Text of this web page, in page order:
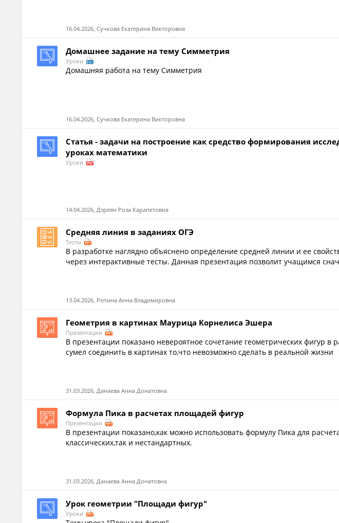
16.04.2026, Сучкова Екатерина Викторовна
Домашнее задание на тему Симметрия
Уроки
Домашняя работа на тему Симметрия
16.04.2026, Сучкова Екатерина Викторовна
Статья - задачи на построение как средство формирования
уроках математики
Уроки
14.04.2026, Дзреян Роза Карапетовна
Средняя линия в заданиях ОГЭ
Тесты
В разработке наглядно объяснено определение средней линии и ее
через интерактивные тесты. Данная презентация позволит учащимся
13.04.2026, Репина Анна Владимировна
Геометрия в картинах Маурица Корнелиса Эшера
Презентации
В презентации показано невероятное сочетание геометрических фигур в
сумел соединить в картинах то,что невозможно сделать в реальной жизни
31.03.2026, Данаева Анна Донатовна
Формула Пика в расчетах площадей фигур
Презентации
В презентации показано,как можно использовать формулу Пика для
классических,так и нестандартных.
31.03.2026, Данаева Анна Донатовна
Урок геометрии "Площади фигур"
Уроки